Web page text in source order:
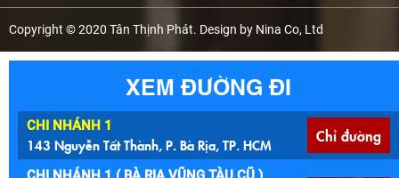
Copyright © 2020 Tân Thịnh Phát. Design by Nina Co, Ltd
XEM ĐƯỜNG ĐI
CHI NHÁNH 1
143 Nguyễn Tất Thành, P. Bà Rịa, TP. HCM Chỉ đường